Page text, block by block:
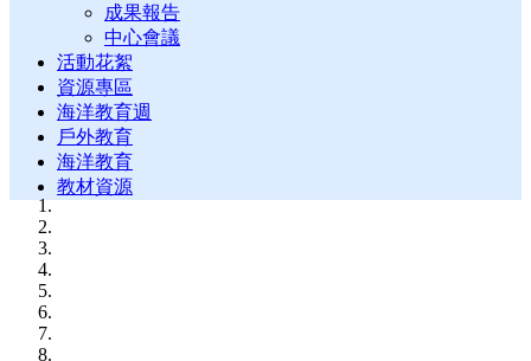
成果報告
中心會議
活動花絮
資源專區
海洋教育週
戶外教育
海洋教育
教材資源